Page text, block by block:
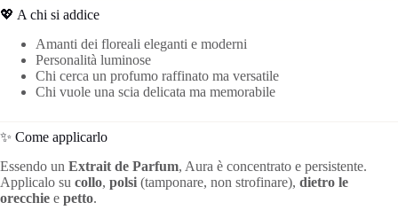
💖 A chi si addice
Amanti dei floreali eleganti e moderni
Personalità luminose
Chi cerca un profumo raffinato ma versatile
Chi vuole una scia delicata ma memorabile
✨ Come applicarlo
Essendo un Extrait de Parfum, Aura è concentrato e persistente.
Applicalo su collo, polsi (tamponare, non strofinare), dietro le
orecchie e petto.